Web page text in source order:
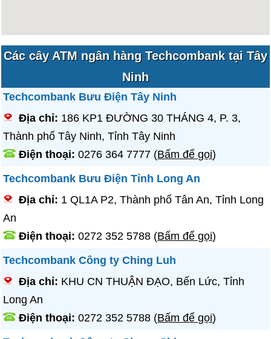
Các cây ATM ngân hàng Techcombank tại Tây
Ninh
Techcombank Bưu Điện Tây Ninh
Địa chỉ: 186 KP1 ĐƯỜNG 30 THÁNG 4, P. 3,
Thành phố Tây Ninh, Tỉnh Tây Ninh
Điện thoại:0276 364 7777 (Bấm để gọi)
Techcombank Bưu Điện Tỉnh Long An
Địa chỉ: 1 QL1A P2, Thành phố Tân An, Tỉnh Long
An
Điện thoại:0272 352 5788 (Bấm để gọi)
Techcombank Công ty Ching Luh
Địa chỉ: KHU CN THUẬN ĐẠO, Bến Lức, Tỉnh
Long An
Điện thoại:0272 352 5788 (Bấm để gọi)